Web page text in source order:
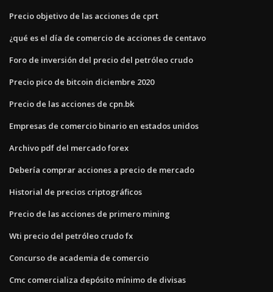
Precio objetivo de las acciones de cprt
¿qué es el día de comercio de acciones de centavo
Foro de inversión del precio del petróleo crudo
Precio pico de bitcoin diciembre 2020
Precio de las acciones de cpn.bk
Empresas de comercio binario en estados unidos
Archivo pdf del mercado forex
Debería comprar acciones a precio de mercado
Historial de precios criptográficos
Precio de las acciones de primero mining
Wti precio del petróleo crudo fx
Concurso de academia de comercio
Cmc comercializa depósito mínimo de divisas